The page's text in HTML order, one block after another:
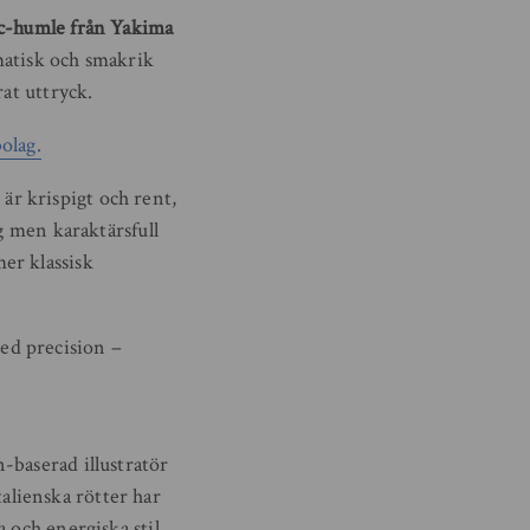
humle från Yakima
och smakrik
uttryck.
är krispigt och rent,
men karaktärsfull
klassisk
precision –
baserad illustratör
rötter har